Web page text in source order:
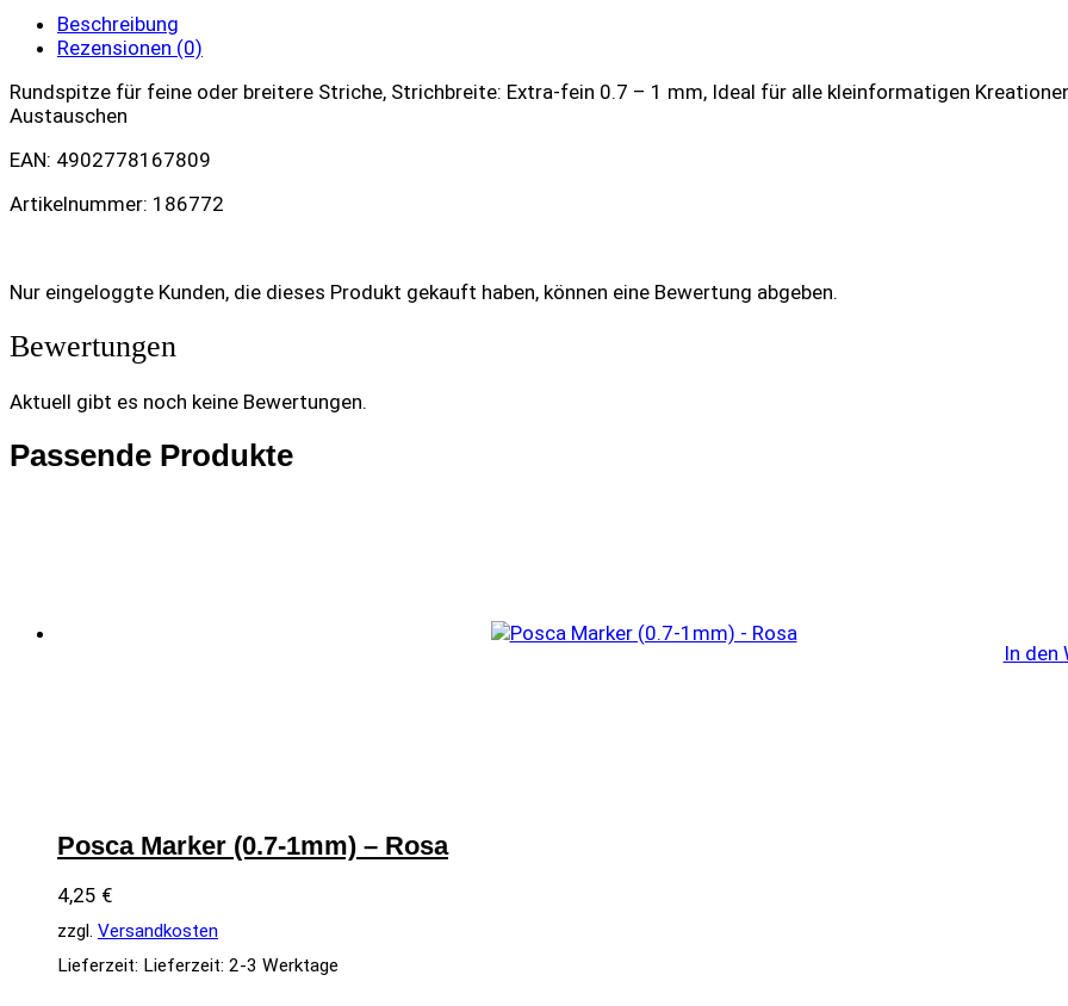
Beschreibung
Rezensionen (0)
Rundspitze für feine oder breitere Striche, Strichbreite: Extra-fein 0.7 – 1 mm, Ideal für alle kleinformatigen
Austauschen
EAN: 4902778167809
Artikelnummer: 186772
Nur eingeloggte Kunden, die dieses Produkt gekauft haben, können eine Bewertung abgeben.
Bewertungen
Aktuell gibt es noch keine Bewertungen.
Passende Produkte
In den
Posca Marker (0.7-1mm) – Rosa
4,25 €
zzgl. Versandkosten
Lieferzeit: Lieferzeit: 2-3 Werktage